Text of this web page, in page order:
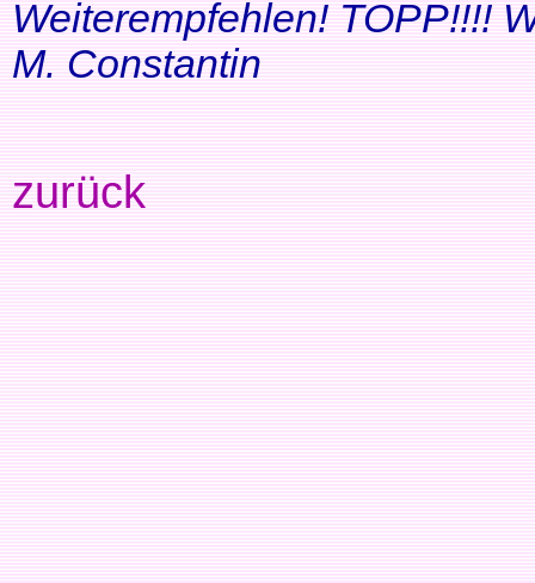
Weiterempfehlen! TOPP!!!!
M. Constantin
zurück